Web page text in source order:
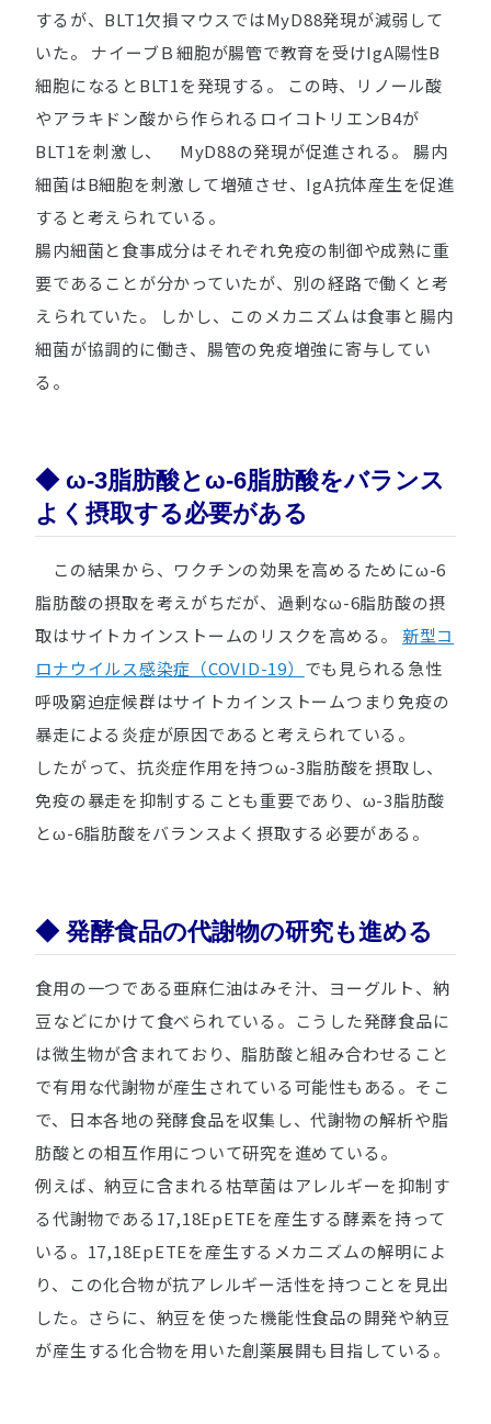
するが、BLT1欠損マウスではMyD88発現が減弱して
いた。 ナイーブＢ細胞が腸管で教育を受けIgA陽性B
細胞になるとBLT1を発現する。 この時、リノール酸
やアラキドン酸から作られるロイコトリエンB4が
BLT1を刺激し、 MyD88の発現が促進される。 腸内
細菌はB細胞を刺激して増殖させ、IgA抗体産生を促進
すると考えられている。
腸内細菌と食事成分はそれぞれ免疫の制御や成熟に重
要であることが分かっていたが、別の経路で働くと考
えられていた。 しかし、このメカニズムは食事と腸内
細菌が協調的に働き、腸管の免疫増強に寄与してい
る。
◆ ω-3脂肪酸とω-6脂肪酸をバランス
よく摂取する必要がある
この結果から、ワクチンの効果を高めるためにω-6
脂肪酸の摂取を考えがちだが、過剰なω-6脂肪酸の摂
取はサイトカインストームのリスクを高める。 新型コ
ロナウイルス感染症（COVID-19） でも見られる急性
呼吸窮迫症候群はサイトカインストームつまり免疫の
暴走による炎症が原因であると考えられている。
したがって、抗炎症作用を持つω-3脂肪酸を摂取し、
免疫の暴走を抑制することも重要であり、ω-3脂肪酸
とω-6脂肪酸をバランスよく摂取する必要がある。
◆ 発酵食品の代謝物の研究も進める
食用の一つである亜麻仁油はみそ汁、ヨーグルト、納
豆などにかけて食べられている。こうした発酵食品に
は微生物が含まれており、脂肪酸と組み合わせること
で有用な代謝物が産生されている可能性もある。そこ
で、日本各地の発酵食品を収集し、代謝物の解析や脂
肪酸との相互作用について研究を進めている。
例えば、納豆に含まれる枯草菌はアレルギーを抑制す
る代謝物である17,18EpETEを産生する酵素を持って
いる。17,18EpETEを産生するメカニズムの解明によ
り、この化合物が抗アレルギー活性を持つことを見出
した。さらに、納豆を使った機能性食品の開発や納豆
が産生する化合物を用いた創薬展開も目指している。